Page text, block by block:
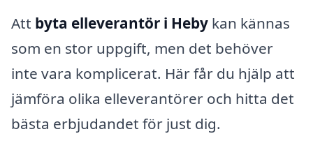
Att byta elleverantör i Heby kan kännas
som en stor uppgift, men det behöver
inte vara komplicerat. Här får du hjälp att
jämföra olika elleverantörer och hitta det
bästa erbjudandet för just dig.